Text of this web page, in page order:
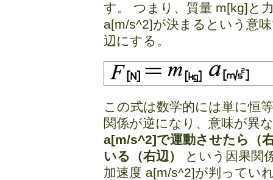
す。 つまり、質量 m[kg]と
a[m/s^2]が決まるという意
辺にする。
この式は数学的には単に恒
関係が逆になり、意味が異
a[m/s^2]で運動させたら（
いる（右辺）
という因果関
加速度 a[m/s^2]が判ってい